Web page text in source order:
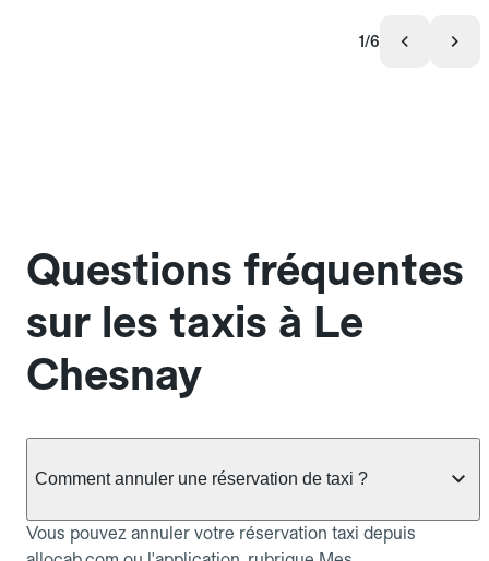
1/6
Questions fréquentes
sur les taxis à Le
Chesnay
Comment annuler une réservation de taxi ?
Vous pouvez annuler votre réservation taxi depuis